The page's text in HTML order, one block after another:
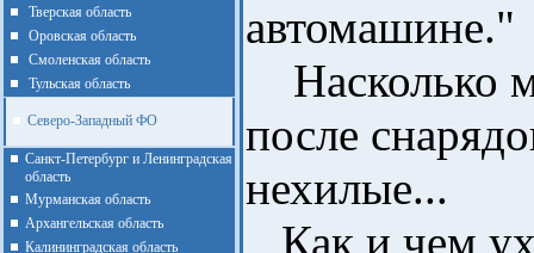
Тверская область
Оровская область
Смоленская область
Тульская область
Северо-Западный ФО
Санкт-Петербург и Ленинградская
область
Мурманская область
Архангельская область
Калининградская область
автомашине."
Насколько
после
нехилые...
Как и чем